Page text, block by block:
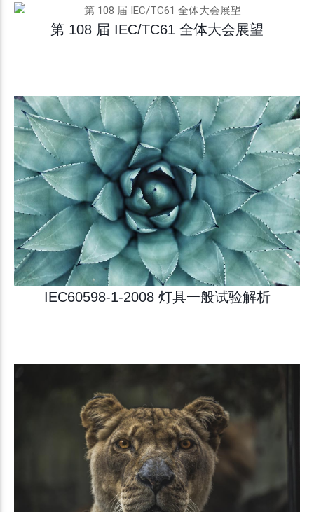
第 108 届 IEC/TC61 全体大会展望
IEC60598-1-2008 灯具一般试验解析